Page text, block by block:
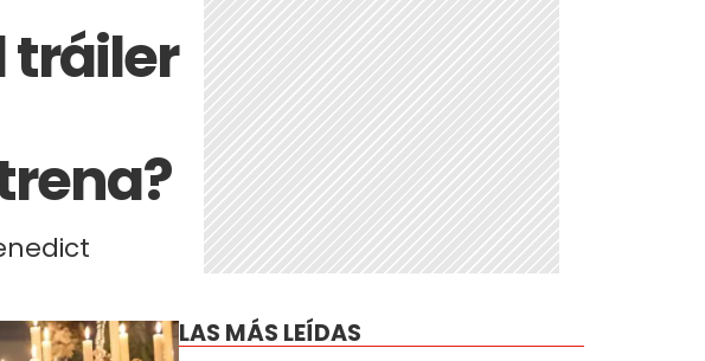
tráiler
LAS MÁS LEÍDAS